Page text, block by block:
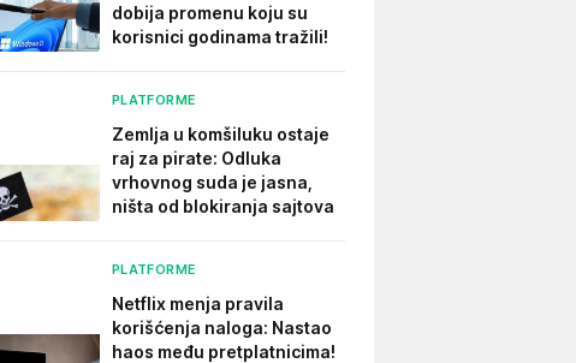
dobija promenu koju su
korisnici godinama tražili!
PLATFORME
Zemlja u komšiluku ostaje
raj za pirate: Odluka
vrhovnog suda je jasna,
ništa od blokiranja sajtova
PLATFORME
Netflix menja pravila
korišćenja naloga: Nastao
haos među pretplatnicima!